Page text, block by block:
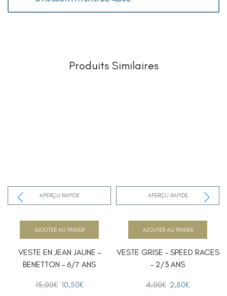
Produits Similaires
APERÇU RAPIDE
VESTE EN JEAN JAUNE –
BENETTON – 6/7 ANS
15,00€ 10,50€
AJOUTER AU PANIER
APERÇU RAPIDE
VESTE GRISE – SPEED RACES
– 2/3 ANS
4,00€ 2,80€
AJOUTER AU PANIER